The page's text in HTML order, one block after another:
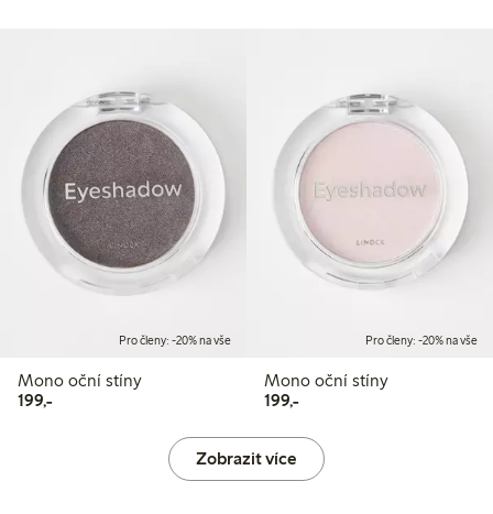
Pro členy: -20% na vše
Mono oční stíny
199,-199,00 Kč
Pro členy: -20% na vše
Mono oční stíny
199,-199,00 Kč
Zobrazit více